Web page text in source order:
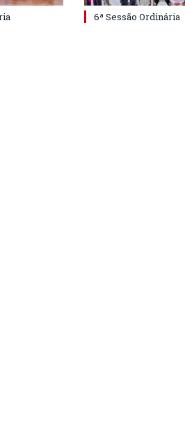
6ª Sessão Ordinária